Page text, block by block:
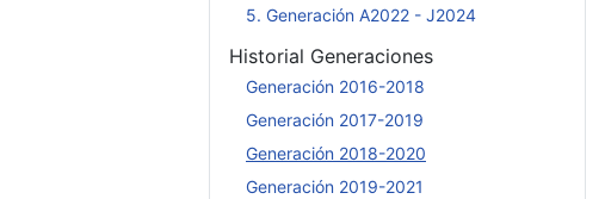
5. Generación A2022 - J2024
Historial Generaciones
Generación 2016-2018
Generación 2017-2019
Generación 2018-2020
Generación 2019-2021